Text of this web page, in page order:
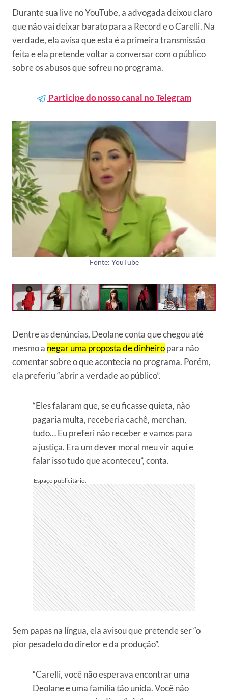
Durante sua live no YouTube, a advogada deixou claro
que não vai deixar barato para a Record e o Carelli. Na
verdade, ela avisa que esta é a primeira transmissão
feita e ela pretende voltar a conversar com o público
sobre os abusos que sofreu no programa.
Participe do nosso canal no Telegram
Fonte: YouTube
Dentre as denúncias, Deolane conta que chegou até
mesmo a negar uma proposta de dinheiropara não
comentar sobre o que acontecia no programa. Porém,
ela preferiu “abrir a verdade ao público”.
“Eles falaram que, se eu ficasse quieta, não
pagaria multa, receberia cachê, merchan,
tudo… Eu preferi não receber e vamos para
a justiça. Era um dever moral meu vir aqui e
falar isso tudo que aconteceu”, conta.
Sem papas na língua, ela avisou que pretende ser “o
pior pesadelo do diretor e da produção”.
“Carelli, você não esperava encontrar uma
Deolane e uma família tão unida. Você não